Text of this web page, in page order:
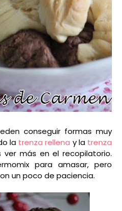
conseguir formas muy
la trenza rellena y la trenza
ver más en el recopilatorio.
para amasar, pero
un poco de paciencia.